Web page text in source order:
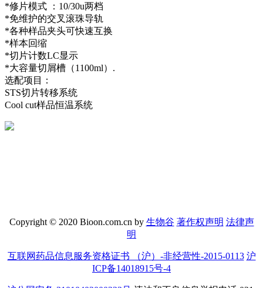
*修片模式 ：10/30u两档
*免维护的交叉滚珠导轨
*各种样品夹头可快速互换
*样本回缩
*切片计数LC显示
*大容量切屑槽（1100ml）.
选配项目：
STS切片转移系统
Cool cut样品恒温系统
Copyright © 2020 Bioon.com.cn by 生物谷 著作权声明 法律声
明
互联网药品信息服务资格证书 （沪）-非经营性-2015-0113 沪
ICP备14018915号-4